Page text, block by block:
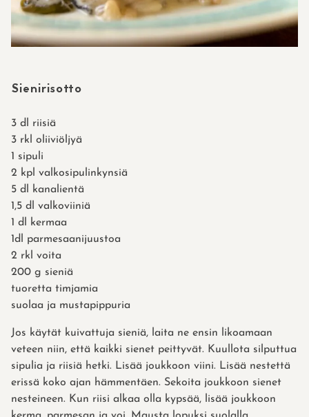
Sienirisotto
3 dl riisiä
3 rkl oliiviöljyä
1 sipuli
2 kpl valkosipulinkynsiä
5 dl kanalientä
1,5 dl valkoviiniä
1 dl kermaa
1dl parmesaanijuustoa
2 rkl voita
200 g sieniä
tuoretta timjamia
suolaa ja mustapippuria
Jos käytät kuivattuja sieniä, laita ne ensin likoamaan
veteen niin, että kaikki sienet peittyvät. Kuullota silputtua
sipulia ja riisiä hetki. Lisää joukkoon viini. Lisää nestettä
erissä koko ajan hämmentäen. Sekoita joukkoon sienet
nesteineen. Kun riisi alkaa olla kypsää, lisää joukkoon